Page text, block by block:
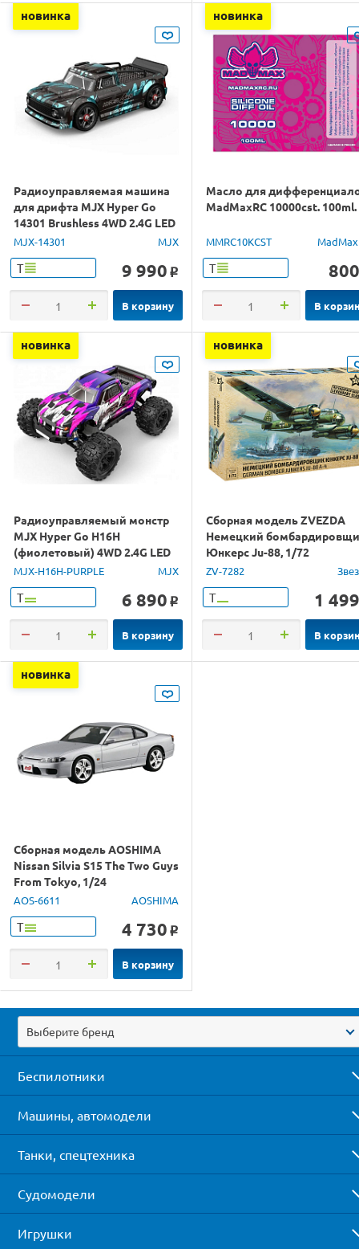
новинка
Радиоуправляемая машина
для дрифта MJX Hyper Go
14301 Brushless 4WD 2.4G LED
1/14 RTR
MJX-14301 MJX
Т 9 990 o
В корзину
новинка
Масло для
MadMaxRC 10000cst. 100ml.
MMRC10KCST
Т 800
В
новинка
Радиоуправляемый монстр
MJX Hyper Go H16H
(фиолетовый) 4WD 2.4G LED
GPS 1/16 RTR
MJX-H16H-PURPLE MJX
Т 6 890 o
В корзину
новинка
Сборная модель ZVEZDA
Немецкий
Юнкерс Ju-88, 1/72
ZV-7282
Т 1 499
В
новинка
Сборная модель AOSHIMA
Nissan Silvia S15 The Two Guys
From Tokyo, 1/24
AOS-6611 AOSHIMA
Т 4 730 o
В корзину
Выберите бренд
Беспилотники
Машины, автомодели
Танки, спецтехника
Судомодели
Игрушки